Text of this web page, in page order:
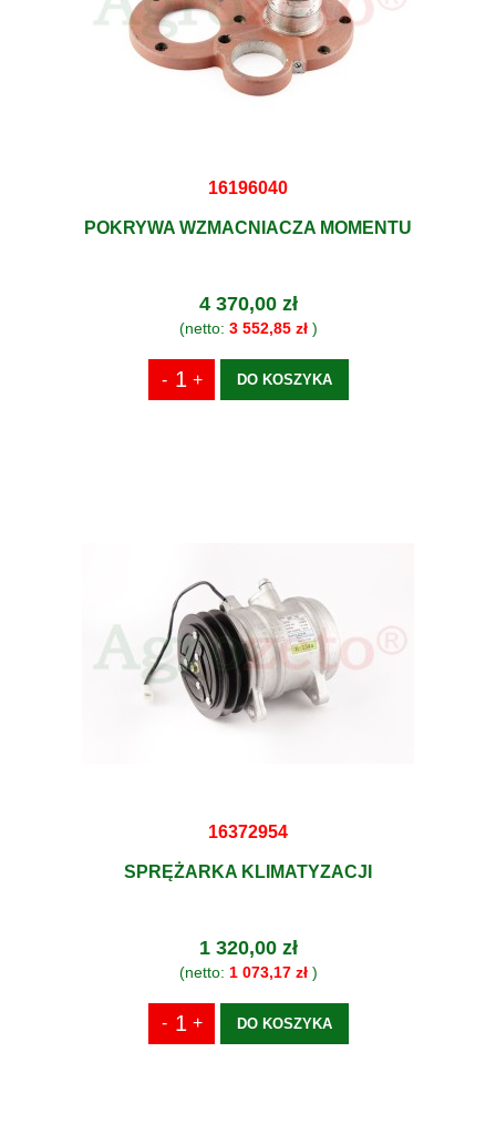
16196040
POKRYWA WZMACNIACZA MOMENTU
4 370,00 zł
(netto: 3 552,85 zł)
DO KOSZYKA
16372954
SPRĘŻARKA KLIMATYZACJI
1 320,00 zł
(netto: 1 073,17 zł)
DO KOSZYKA